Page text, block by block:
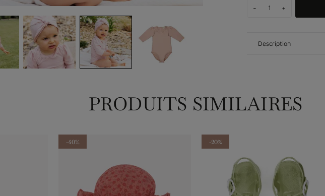
- +
Description
PRODUITS SIMILAIRES
-40% -20%